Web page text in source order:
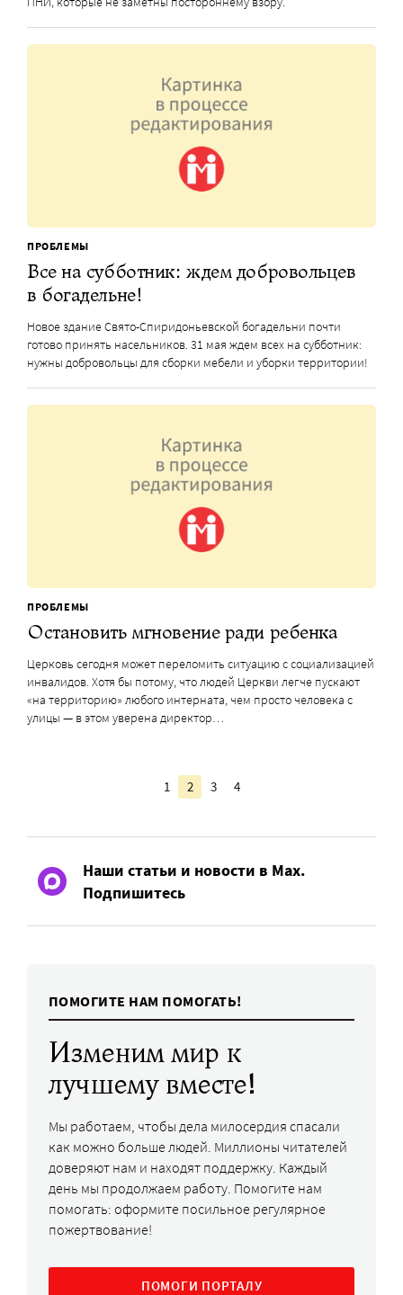
ПРОБЛЕМЫ
Все на субботник: ждем добровольцев
в богадельне!
Новое здание Свято-Спиридоньевской богадельни почти
готово принять насельников. 31 мая ждем всех на субботник:
нужны добровольцы для сборки мебели и уборки территории!
ПРОБЛЕМЫ
Остановить мгновение ради ребенка
Церковь сегодня может переломить ситуацию с социализацией
инвалидов. Хотя бы потому, что людей Церкви легче пускают
«на территорию» любого интерната, чем просто человека с
улицы — в этом уверена директор…
1 2 3 4
Наши статьи и новости в Max.
Подпишитесь
ПОМОГИТЕ НАМ ПОМОГАТЬ!
Изменим мир к
лучшему вместе!
Мы работаем, чтобы дела милосердия спасали
как можно больше людей. Миллионы читателей
доверяют нам и находят поддержку. Каждый
день мы продолжаем работу. Помогите нам
помогать: оформите посильное регулярное
пожертвование!
ПОМОГИ ПОРТАЛУ